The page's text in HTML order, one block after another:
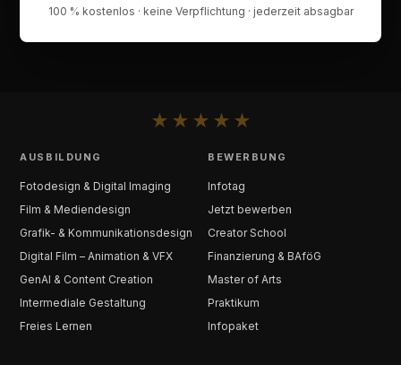
100 % kostenlos · keine Verpflichtung · jederzeit absagbar
★ ★ ★ ★ ★
AUSBILDUNG
Fotodesign & Digital Imaging
Film & Mediendesign
Grafik- & Kommunikationsdesign
Digital Film – Animation & VFX
GenAI & Content Creation
Intermediale Gestaltung
Freies Lernen
BEWERBUNG
Infotag
Jetzt bewerben
Creator School
Finanzierung & BAföG
Master of Arts
Praktikum
Infopaket